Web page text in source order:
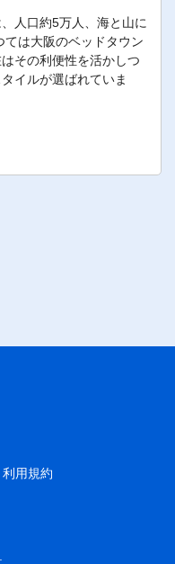
人口約5万人、海と山に
は大阪のベッドタウン
その利便性を活かしつ
イルが選ばれていま
利用規約